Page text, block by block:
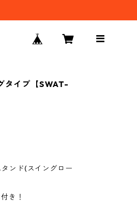
タイプ【SWAT-
ンド(スイングロー
き！